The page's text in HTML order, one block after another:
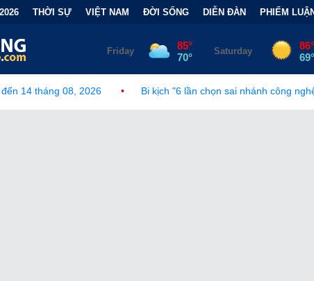
THỜI SỰ VIỆT NAM ĐỜI SỐNG DIỄN ĐÀN PHIẾM LUẬN
• Bi kịch "6 lần chọn sai nhánh công nghệ" của Nhật Bản và bài